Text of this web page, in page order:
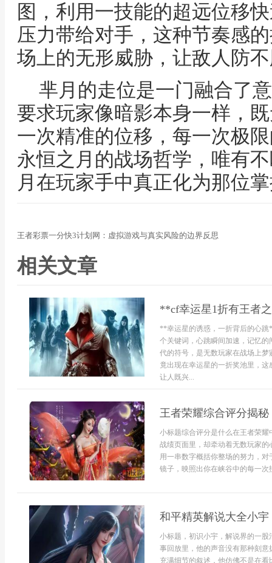
图，利用一技能的超远位移
压力带给对手，这种节奏感
场上的无形威胁，让敌人防
芈月的走位是一门融合了
要求玩家像暗影本身一样，
一次精准的位移，每一次极
永恒之月的战场哲学，唯有
月在玩家手中真正化为那位
王者彩票一分快3计划网：虚拟游戏与真实风险的边界反思
相关文章
**cf幸运星1折有王者
**幸运星的诱惑，一折背后的心跳
个关键词，心跳瞬间加速，记忆
代的符号，是无数玩家在战场上
竟出现在幸运星的一折奖池里，
让人既兴...
王者荣耀综合评分揭
小标题综合评分是什么在王者荣
战绩页面里，却牵动着无数玩家
用一串数字概括你整场的努力，
镜子，映照出你在峡谷中的每一
和平精英解说大全小
小标题，初识小宇，解说界的一
事回放里，他的声音没有那种刻
充满细节的叙述，他仿佛不是在